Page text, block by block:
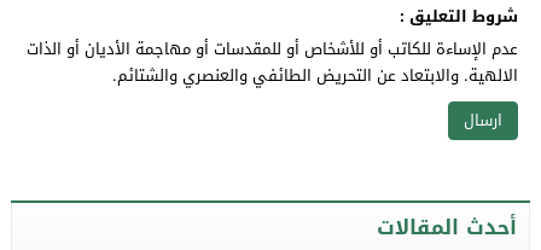
شروط التعليق :
عدم الإساءة للكاتب أو للأشخاص أو للمقدسات أو مهاجمة الأديان أو الذات
الالهية. والابتعاد عن التحريض الطائفي والعنصري والشتائم.
أحدث المقالات